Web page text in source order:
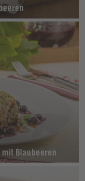
Blaubeeren